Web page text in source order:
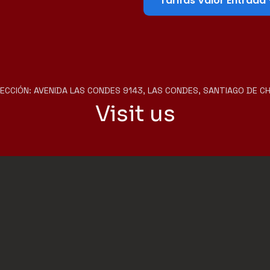
AVENIDA LAS CONDES 9143, LAS CONDES, SANTIAGO DE
Visit us